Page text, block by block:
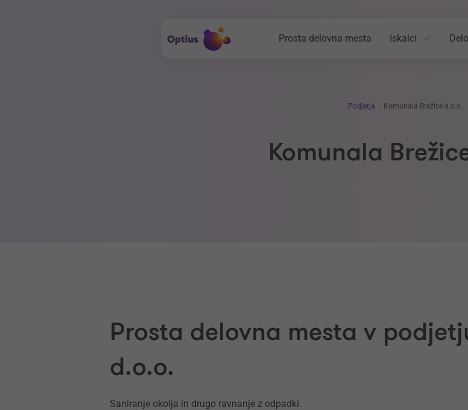
Prosta delovna mesta Iskalci
Podjetja Komunala Brežice d.o.o.
Komunala
Prosta delovna mesta v
d.o.o.
Saniranje okolja in drugo ravnanje z odpadki.